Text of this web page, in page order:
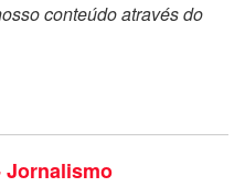
conteúdo através do
Jornalismo